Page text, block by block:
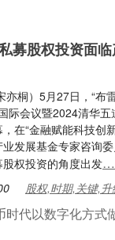
募股权投资面
亦桐）5月27日，“布
际会议暨2024清华
在“金融赋能科技创
发展基金专家咨询
权投资的角度出发
股权,时期,关键,